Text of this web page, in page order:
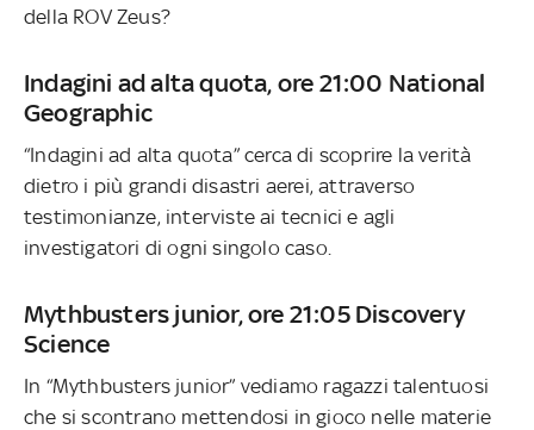
della ROV Zeus?
Indagini ad alta quota, ore 21:00 National
Geographic
“Indagini ad alta quota” cerca di scoprire la verità
dietro i più grandi disastri aerei, attraverso
testimonianze, interviste ai tecnici e agli
investigatori di ogni singolo caso.
Mythbusters junior, ore 21:05 Discovery
Science
In “Mythbusters junior” vediamo ragazzi talentuosi
che si scontrano mettendosi in gioco nelle materie